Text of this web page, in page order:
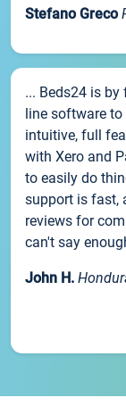
Stefano Greco
... Beds24 is
line software
intuitive, full
with Xero and
to easily do
support is fast,
reviews for
can't say
John H.